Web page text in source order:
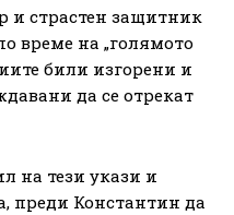
и страстен защитник
време на „голямото
били изгорени и
да се отрекат
на тези укази и
преди Константин да